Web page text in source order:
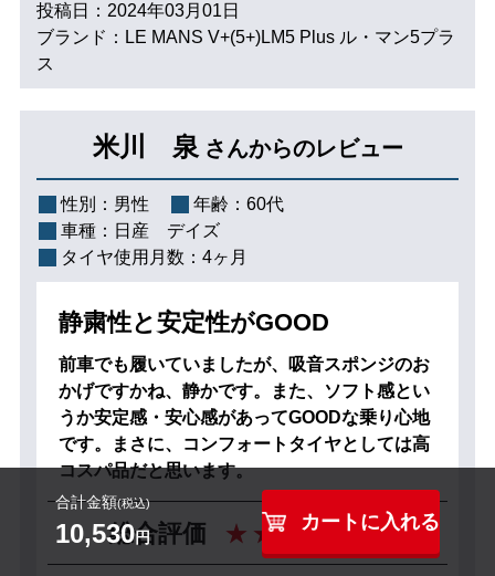
合計金額(税込)
10,530円
カートに入れる
投稿日：2024年03月01日
ブランド：LE MANS V+(5+)LM5 Plus ル・マン5プラ
ス
米川 泉 さんからのレビュー
性別： 男性 年齢： 60代
車種： 日産 デイズ
タイヤ使用月数： 4ヶ月
静粛性と安定性がGOOD
前車でも履いていましたが、吸音スポンジのお
かげですかね、静かです。また、ソフト感とい
うか安定感・安心感があってGOODな乗り心地
です。まさに、コンフォートタイヤとしては高
コスパ品だと思います。
総合評価 4